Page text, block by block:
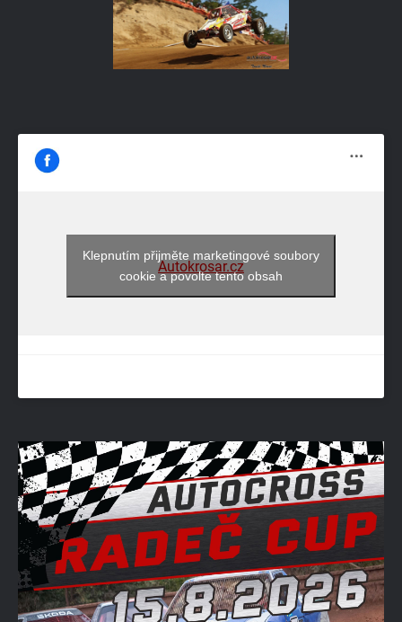
Autokrosar.cz
Klepnutím přijměte marketingové soubory
cookie a povolte tento obsah